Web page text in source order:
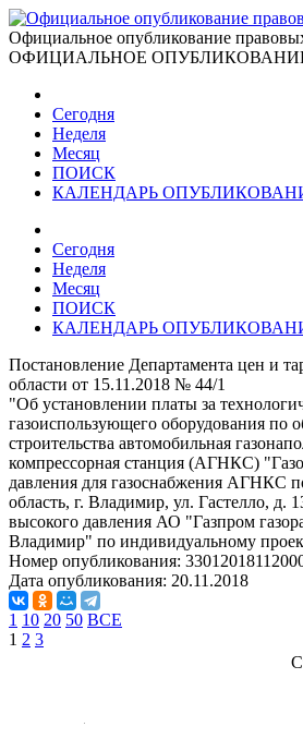
Официальное опубликование
ОФИЦИАЛЬНОЕ
Сегодня
Неделя
Месяц
ПОИСК
КАЛЕНДАРЬ
Сегодня
Неделя
Месяц
ПОИСК
КАЛЕНДАРЬ
Постановление Департамента цен и
области от 15.11.2018 № 44/1
"Об установлении платы за
газоиспользующего оборудования по
строительства автомобильная
компрессорная станция (АГНКС)
давления для газоснабжения АГНКС
область, г. Владимир, ул. Гастелло, д.
высокого давления АО "Газпром
Владимир" по индивидуальному
Номер опубликования:
Дата опубликования: 20.11.2018
1 10 20 50 ВСЕ
1 2 3